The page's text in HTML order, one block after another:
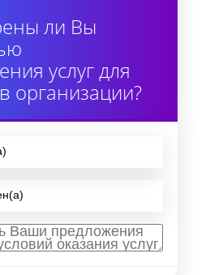
ли Вы
услуг для
организации?